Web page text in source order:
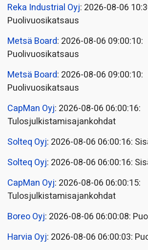
Reka Industrial Oyj: 2026-08-06
Puolivuosikatsaus
Metsä Board: 2026-08-06 09:00:10:
Puolivuosikatsaus
Metsä Board: 2026-08-06 09:00:10:
Puolivuosikatsaus
CapMan Oyj: 2026-08-06 06:00:16:
Tulosjulkistamisajankohdat
Solteq Oyj: 2026-08-06 06:00:16:
Solteq Oyj: 2026-08-06 06:00:16:
CapMan Oyj: 2026-08-06 06:00:15:
Tulosjulkistamisajankohdat
Boreo Oyj: 2026-08-06 06:00:08:
Harvia Oyj: 2026-08-06 06:00:03: